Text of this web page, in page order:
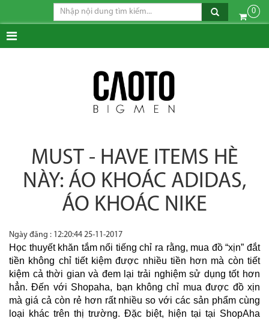
0
MUST - HAVE ITEMS HÈ
NÀY: ÁO KHOÁC ADIDAS,
ÁO KHOÁC NIKE
Ngày đăng : 12:20:44 25-11-2017
Học thuyết khăn tắm nổi tiếng chỉ ra rằng, mua đồ “xịn” đắt
tiền không chỉ tiết kiệm được nhiều tiền hơn mà còn tiết
kiệm cả thời gian và đem lại trải nghiệm sử dụng tốt hơn
hẳn. Đến với Shopaha, bạn không chỉ mua được đồ xịn
mà giá cả còn rẻ hơn rất nhiều so với các sản phẩm cùng
loại khác trên thị trường. Đặc biệt, hiện tại tại ShopAha